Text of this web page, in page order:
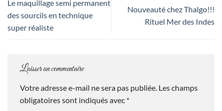
Le maquillage semi permanent
des sourcils en technique
super réaliste
Nouveauté chez Thalgo!!!
Rituel Mer des Indes
Laisser un commentaire
Votre adresse e-mail ne sera pas publiée. Les champs
obligatoires sont indiqués avec *